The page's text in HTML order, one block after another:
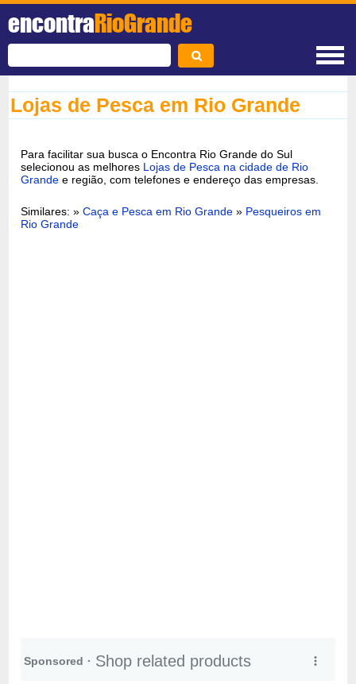
encontraRioGrande
Lojas de Pesca em Rio Grande
Para facilitar sua busca o Encontra Rio Grande do Sul
selecionou as melhores Lojas de Pesca na cidade de Rio
Grande e região, com telefones e endereço das empresas.
Similares: »Caça e Pesca em Rio Grande » Pesqueiros em
Rio Grande